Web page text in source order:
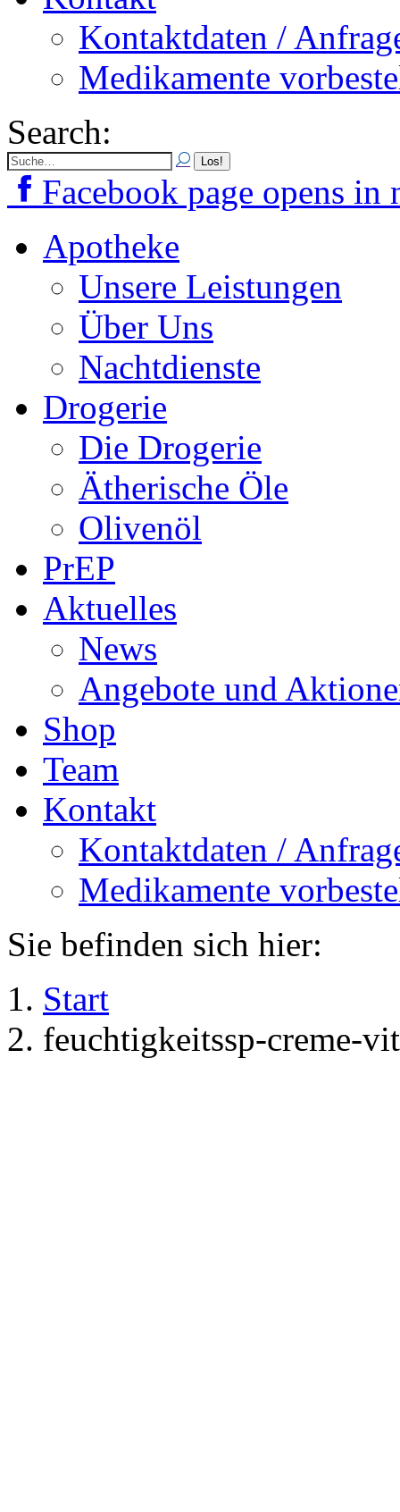
Kontaktdaten /
Medikamente
Search:
Facebook page opens
Apotheke
Unsere Leistungen
Über Uns
Nachtdienste
Drogerie
Die Drogerie
Ätherische Öle
Olivenöl
PrEP
Aktuelles
News
Angebote und
Shop
Team
Kontakt
Kontaktdaten /
Medikamente
Sie befinden sich hier:
Start
feuchtigkeitssp-creme-